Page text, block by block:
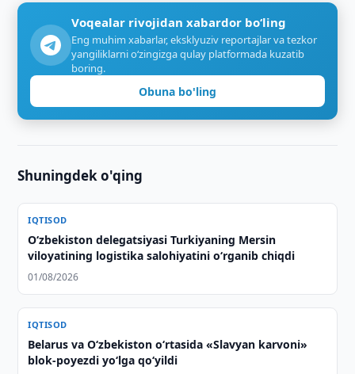
Voqealar rivojidan xabardor bo‘ling
Eng muhim xabarlar, eksklyuziv reportajlar va tezkor
yangiliklarni o‘zingizga qulay platformada kuzatib
boring.
Obuna bo'ling
Shuningdek o'qing
IQTISOD
Oʻzbekiston delegatsiyasi Turkiyaning Mersin
viloyatining logistika salohiyatini oʻrganib chiqdi
01/08/2026
IQTISOD
Belarus va O‘zbekiston o‘rtasida «Slavyan karvoni»
blok-poyezdi yo‘lga qo‘yildi